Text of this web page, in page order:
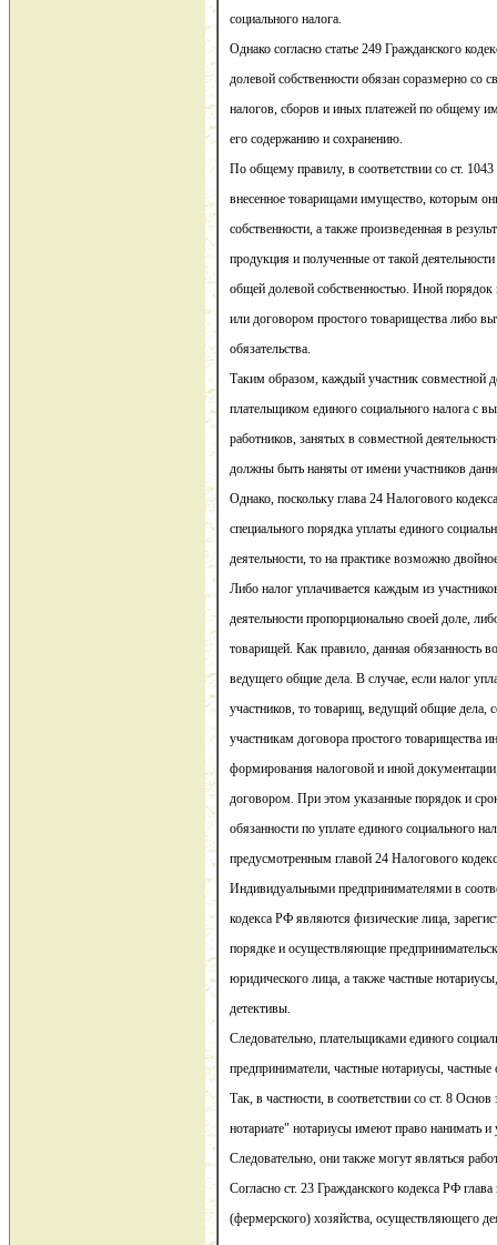
социального налога.
Однако согласно статье 249 Гражданского
долевой собственности обязан соразмерно со
налогов, сборов и иных платежей по общему
его содержанию и сохранению.
По общему правилу, в соответствии со ст.
внесенное товарищами имущество, которым
собственности, а также произведенная в
продукция и полученные от такой
общей долевой собственностью. Иной
или договором простого товарищества либо
обязательства.
Таким образом, каждый участник совместной
плательщиком единого социального налога с
работников, занятых в совместной
должны быть наняты от имени участников
Однако, поскольку глава 24 Налогового
специального порядка уплаты единого
деятельности, то на практике возможно
Либо налог уплачивается каждым из
деятельности пропорционально своей доле,
товарищей. Как правило, данная обязанность
ведущего общие дела. В случае, если налог
участников, то товарищ, ведущий общие дела,
участникам договора простого
формирования налоговой и иной
договором. При этом указанные порядок и
обязанности по уплате единого социального
предусмотренным главой 24 Налогового
Индивидуальными предпринимателями в
кодекса РФ являются физические лица,
порядке и осуществляющие
юридического лица, а также частные
детективы.
Следовательно, плательщиками единого
предприниматели, частные нотариусы,
Так, в частности, в соответствии со ст. 8
нотариате" нотариусы имеют право нанимать и
Следовательно, они также могут являться
Согласно ст. 23 Гражданского кодекса РФ глава
(фермерского) хозяйства, осуществляющего